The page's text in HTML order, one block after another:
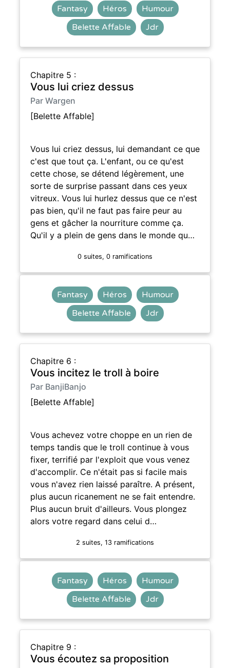
Fantasy Héros
Humour
Belette Affable
Jdr
Chapitre 5 :
Vous lui criez dessus
Par Wargen
[Belette Affable]
Vous lui criez dessus, lui demandant ce que
c'est que tout ça. L'enfant, ou ce qu'est
cette chose, se détend légèrement, une
sorte de surprise passant dans ces yeux
vitreux. Vous lui hurlez dessus que ce n'est
pas bien, qu'il ne faut pas faire peur au
gens et gâcher la nourriture comme ça.
Qu'il y a plein de gens dans le monde qu…
0 suites, 0 ramifications
Fantasy Héros
Humour
Belette Affable
Jdr
Chapitre 6 :
Vous incitez le troll à boire
Par BanjiBanjo
[Belette Affable]
Vous achevez votre choppe en un rien de
temps tandis que le troll continue à vous
fixer, terrifié par l'exploit que vous venez
d'accomplir. Ce n'était pas si facile mais
vous n'avez rien laissé paraître. A présent,
plus aucun ricanement ne se fait entendre.
Plus aucun bruit d'ailleurs. Vous plongez
alors votre regard dans celui d…
2 suites, 13 ramifications
Fantasy Héros
Humour
Belette Affable
Jdr
Chapitre 9 :
Vous écoutez sa proposition